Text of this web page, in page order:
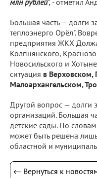
Большая часть — долги
теплоэнерго Орёл".
предприятия ЖКХ
Колпнянского,
Новосильского и
ситуация в Верховском,
Малоархангельском,
Другой вопрос — долги
организаций. Большая
детские сады. По
может быть решена
областной и
← Вернуться к